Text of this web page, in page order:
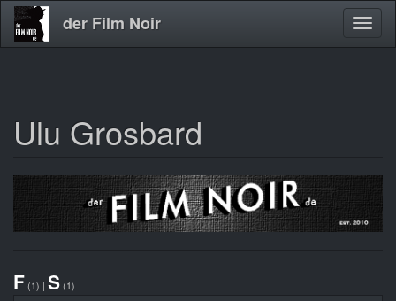
Direkt
zum
der Film Noir
Ulu Grosbard
F (1) | S (1)